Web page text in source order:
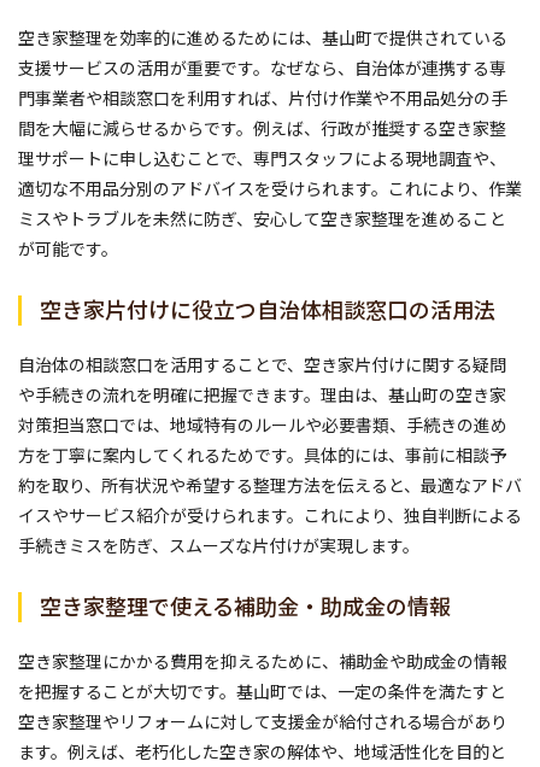
空き家整理を効率的に進めるためには、基山町で提供されている
支援サービスの活用が重要です。なぜなら、自治体が連携する専
門事業者や相談窓口を利用すれば、片付け作業や不用品処分の手
間を大幅に減らせるからです。例えば、行政が推奨する空き家整
理サポートに申し込むことで、専門スタッフによる現地調査や、
適切な不用品分別のアドバイスを受けられます。これにより、作業
ミスやトラブルを未然に防ぎ、安心して空き家整理を進めること
が可能です。
空き家片付けに役立つ自治体相談窓口の活用法
自治体の相談窓口を活用することで、空き家片付けに関する疑問
や手続きの流れを明確に把握できます。理由は、基山町の空き家
対策担当窓口では、地域特有のルールや必要書類、手続きの進め
方を丁寧に案内してくれるためです。具体的には、事前に相談予
約を取り、所有状況や希望する整理方法を伝えると、最適なアドバ
イスやサービス紹介が受けられます。これにより、独自判断による
手続きミスを防ぎ、スムーズな片付けが実現します。
空き家整理で使える補助金・助成金の情報
空き家整理にかかる費用を抑えるために、補助金や助成金の情報
を把握することが大切です。基山町では、一定の条件を満たすと
空き家整理やリフォームに対して支援金が給付される場合があり
ます。例えば、老朽化した空き家の解体や、地域活性化を目的と